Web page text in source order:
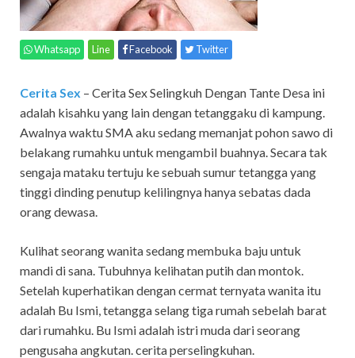
Whatsapp Line Facebook Twitter
Cerita Sex – Cerita Sex Selingkuh Dengan Tante Desa ini
adalah kisahku yang lain dengan tetanggaku di kampung.
Awalnya waktu SMA aku sedang memanjat pohon sawo di
belakang rumahku untuk mengambil buahnya. Secara tak
sengaja mataku tertuju ke sebuah sumur tetangga yang
tinggi dinding penutup kelilingnya hanya sebatas dada
orang dewasa.
Kulihat seorang wanita sedang membuka baju untuk
mandi di sana. Tubuhnya kelihatan putih dan montok.
Setelah kuperhatikan dengan cermat ternyata wanita itu
adalah Bu Ismi, tetangga selang tiga rumah sebelah barat
dari rumahku. Bu Ismi adalah istri muda dari seorang
pengusaha angkutan. cerita perselingkuhan.